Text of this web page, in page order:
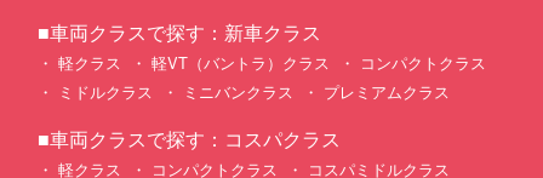
■車両クラスで探す：新車クラス
軽クラス 軽VT（バントラ）クラス
コンパクトクラス
ミドルクラス
ミニバンクラス プレミアムクラス
■車両クラスで探す：コスパクラス
軽クラス コンパクトクラス
コスパミドルクラス